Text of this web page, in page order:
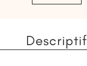
Descriptif